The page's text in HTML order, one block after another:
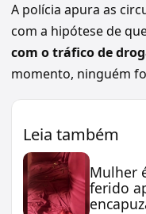
A polícia apura as
com a hipótese de
com otráfico de
momento, ninguém
Leia também
Mulher
ferido